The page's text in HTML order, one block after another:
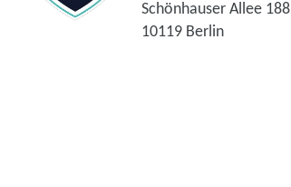
Schönhauser Allee 188
10119 Berlin